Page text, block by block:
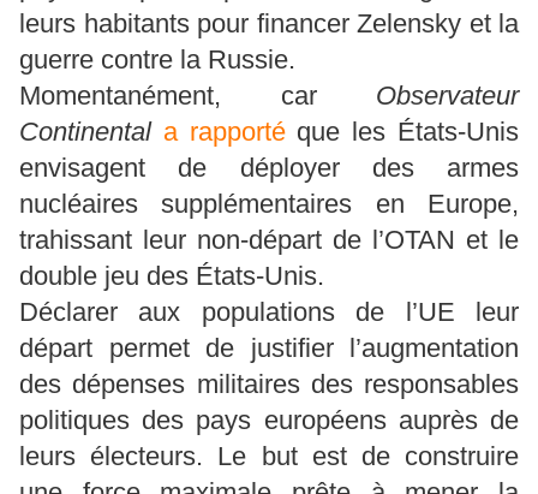
leurs habitants pour financer Zelensky et la
guerre contre la Russie.
Momentanément, car Observateur
Continental a rapportéque les États-Unis
envisagent de déployer des armes
nucléaires supplémentaires en Europe,
trahissant leur non-départ de l’OTAN et le
double jeu des États-Unis.
Déclarer aux populations de l’UE leur
départ permet de justifier l’augmentation
des dépenses militaires des responsables
politiques des pays européens auprès de
leurs électeurs. Le but est de construire